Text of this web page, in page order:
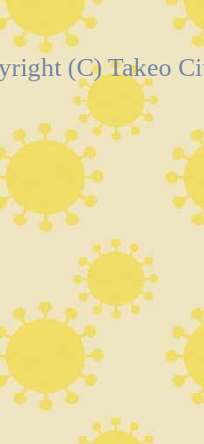
(C) Takeo